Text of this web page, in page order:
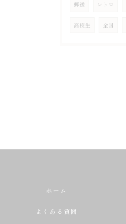
郵送 レトロ
高校生 全国
ホーム
よくある質問